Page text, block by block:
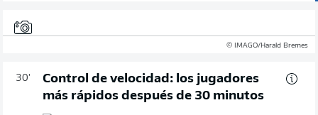
© IMAGO/Harald Bremes
30'
Control de velocidad: los jugadores
más rápidos después de 30 minutos